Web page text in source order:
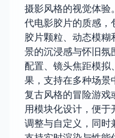
摄影风格的视觉体
代电影胶片的质感，
胶片颗粒、动态模
景的沉浸感与怀旧氛
配置、镜头焦距模拟
果，支持在多种场景
复古风格的冒险游戏
用模块化设计，便
调整与自定义，同时